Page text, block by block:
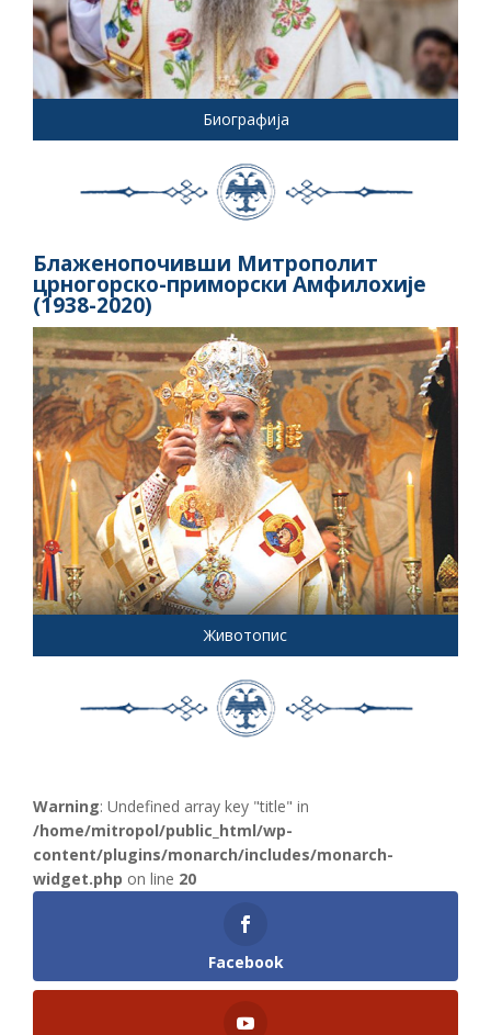
Биографија
Блаженопочивши Митрополит
црногорско-приморски Амфилохије
(1938-2020)
Животопис
Warning: Undefined array key "title" in
/home/mitropol/public_html/wp-
content/plugins/monarch/includes/monarch-
widget.php on line 20
Facebook